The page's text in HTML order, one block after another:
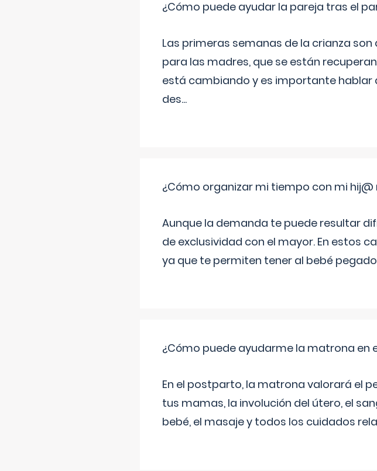
¿Cómo puede ayudar la pareja tras el
Las primeras semanas de la crianza
para las madres, que se están
está cambiando y es importante hablar
des...
¿Cómo organizar mi tiempo con mi
Aunque la demanda te puede resultar
de exclusividad con el mayor. En estos
ya que te permiten tener al bebé
¿Cómo puede ayudarme la matrona en
En el postparto, la matrona valorará el
tus mamas, la involución del útero, el
bebé, el masaje y todos los cuidados